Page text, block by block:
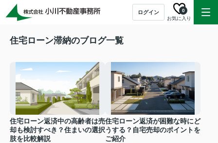
ログイン
お気に入り
0
住宅ローン滞納のブログ一覧
住宅ローン返済中の高齢者は売
却も検討すべき？住まいの選択
肢を比較解説
住宅ローン返済が困難な時にど
うする？自宅売却のポイントを
ご紹介